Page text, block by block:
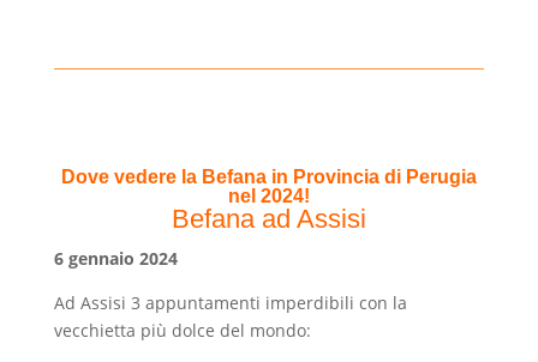
Dove vedere la Befana in Provincia di Perugia
nel 2024!
Befana ad Assisi
6 gennaio 2024
Ad Assisi 3 appuntamenti imperdibili con la
vecchietta più dolce del mondo: